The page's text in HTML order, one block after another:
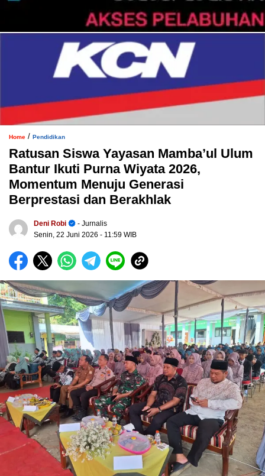
Home / Pendidikan
Ratusan Siswa Yayasan Mamba’ul Ulum
Bantur Ikuti Purna Wiyata 2026,
Momentum Menuju Generasi
Berprestasi dan Berakhlak
Deni Robi
- Jurnalis
Senin, 22 Juni 2026 - 11:59 WIB